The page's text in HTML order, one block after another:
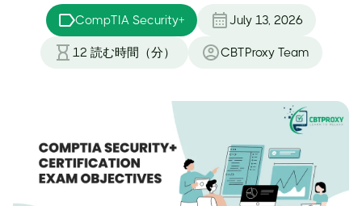
CompTIA Security+ July 13, 2026
12 読む時間（分） CBTProxy Team